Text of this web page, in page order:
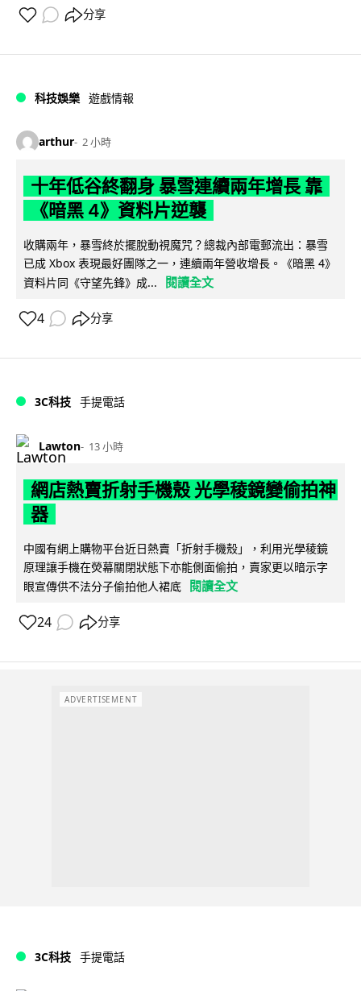
分享
科技娛樂 遊戲情報
arthur 2 小時
十年低谷終翻身 暴雪連續兩年增長 靠
《暗黑 4》資料片逆襲
收購兩年，暴雪終於擺脫動視魔咒？總裁內部電郵流出：暴雪
已成 Xbox 表現最好團隊之一，連續兩年營收增長。《暗黑 4》
資料片同《守望先鋒》成...
閱讀全文
4 分享
3C科技 手提電話
Lawton 13 小時
網店熱賣折射手機殼 光學稜鏡變偷拍神
器
中國有網上購物平台近日熱賣「折射手機殼」，利用光學稜鏡
原理讓手機在熒幕關閉狀態下亦能側面偷拍，賣家更以暗示字
眼宣傳供不法分子偷拍他人裙底
閱讀全文
24 分享
ADVERTISEMENT
3C科技 手提電話